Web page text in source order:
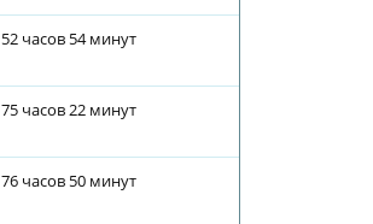
52 часов 54 минут
75 часов 22 минут
76 часов 50 минут